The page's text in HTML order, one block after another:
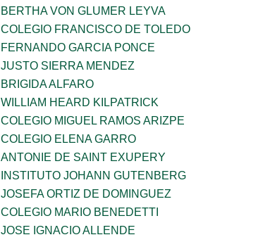
BERTHA VON GLUMER LEYVA
COLEGIO FRANCISCO DE TOLEDO
FERNANDO GARCIA PONCE
JUSTO SIERRA MENDEZ
BRIGIDA ALFARO
WILLIAM HEARD KILPATRICK
COLEGIO MIGUEL RAMOS ARIZPE
COLEGIO ELENA GARRO
ANTONIE DE SAINT EXUPERY
INSTITUTO JOHANN GUTENBERG
JOSEFA ORTIZ DE DOMINGUEZ
COLEGIO MARIO BENEDETTI
JOSE IGNACIO ALLENDE